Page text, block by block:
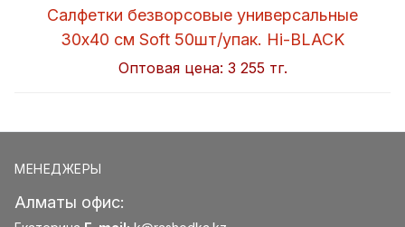
Салфетки безворсовые универсальные
30x40 см Soft 50шт/упак. Hi-BLACK
Оптовая цена: 3 255 тг.
МЕНЕДЖЕРЫ
Алматы офис: